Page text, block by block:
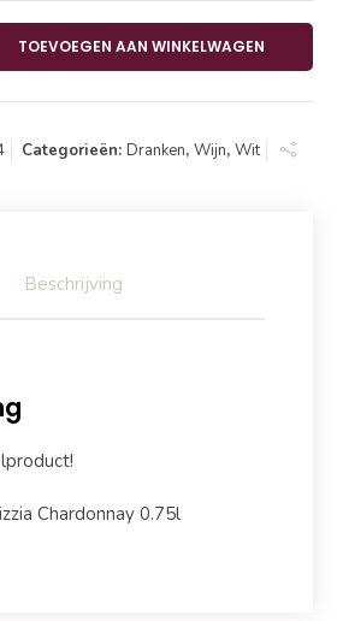
Chardonnay 0.75l aantal
TOEVOEGEN AAN WINKELWAGEN
Categorieën: Dranken, Wijn, Wit
Beschrijving
Chardonnay 0.75l